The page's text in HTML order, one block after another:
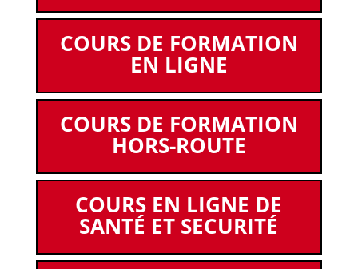
COURS DE FORMATION
EN LIGNE
COURS DE FORMATION
HORS-ROUTE
COURS EN LIGNE DE
SANTÉ ET SECURITÉ